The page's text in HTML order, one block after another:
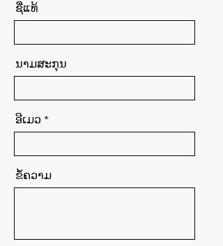
ຊື່​ແທ້
ນາມ​ສະ​ກຸນ
ອີເມວ
ຂໍ້ຄວາມ